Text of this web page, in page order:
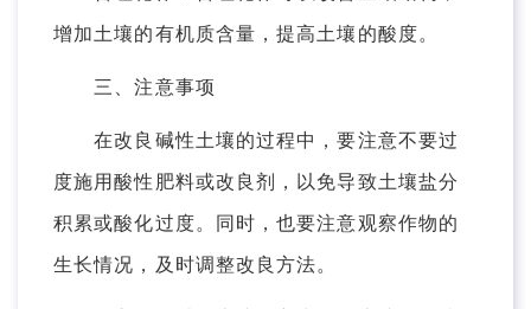
增加土壤的有机质含量，提高土壤的酸度。
三、注意事项
在改良碱性土壤的过程中，要注意不要过
度施用酸性肥料或改良剂，以免导致土壤盐分
积累或酸化过度。同时，也要注意观察作物的
生长情况，及时调整改良方法。